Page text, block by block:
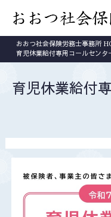
おおつ社会保険労務士事務所
育児休業給付専用コールセンタ
育児休業給付